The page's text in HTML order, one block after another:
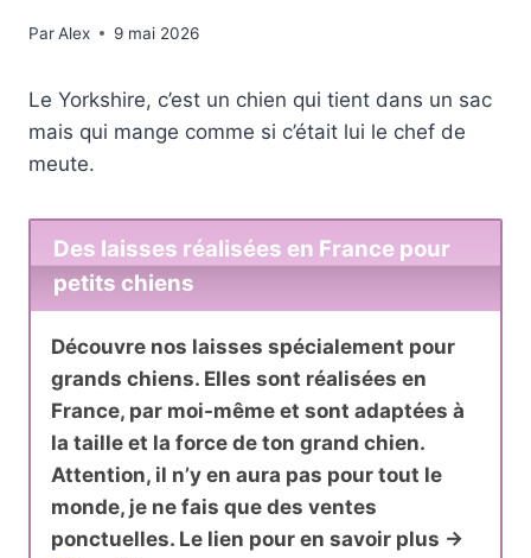
ParAlex 9 mai 2026
Le Yorkshire, c’est un chien qui tient dans un sac
mais qui mange comme si c’était lui le chef de
meute.
Des laisses réalisées en France pour
petits chiens
Découvre nos laisses spécialement pour
grands chiens. Elles sont réalisées en
France, par moi-même et sont adaptées à
la taille et la force de ton grand chien.
Attention, il n’y en aura pas pour tout le
monde, je ne fais que des ventes
ponctuelles. Le lien pour en savoir plus ->